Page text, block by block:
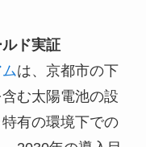
ド実証
は、京都市の下
む太陽電池の設
有の環境下での